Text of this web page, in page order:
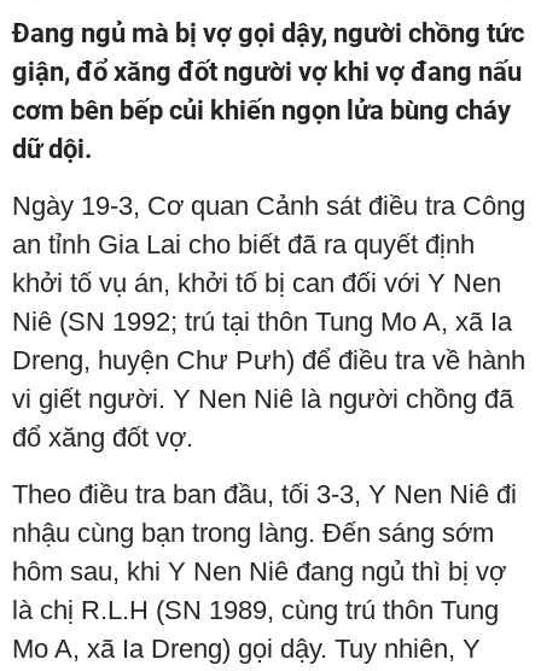
Đang ngủ mà bị vợ gọi dậy, người chồng tức
giận, đổ xăng đốt người vợ khi vợ đang nấu
cơm bên bếp củi khiến ngọn lửa bùng cháy
dữ dội.
Ngày 19-3, Cơ quan Cảnh sát điều tra Công
an tỉnh Gia Lai cho biết đã ra quyết định
khởi tố vụ án, khởi tố bị can đối với Y Nen
Niê (SN 1992; trú tại thôn Tung Mo A, xã Ia
Dreng, huyện Chư Pưh) để điều tra về hành
vi giết người. Y Nen Niê là người chồng đã
đổ xăng đốt vợ.
Theo điều tra ban đầu, tối 3-3, Y Nen Niê đi
nhậu cùng bạn trong làng. Đến sáng sớm
hôm sau, khi Y Nen Niê đang ngủ thì bị vợ
là chị R.L.H (SN 1989, cùng trú thôn Tung
Mo A, xã Ia Dreng) gọi dậy. Tuy nhiên, Y